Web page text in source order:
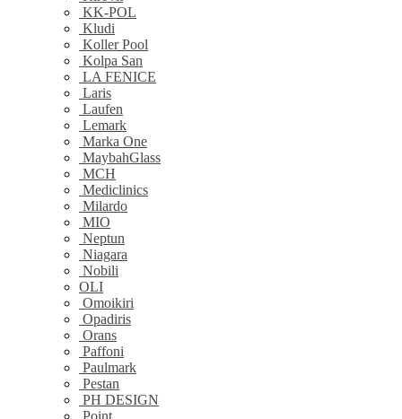
KK-POL
Kludi
Koller Pool
Kolpa San
LA FENICE
Laris
Laufen
Lemark
Marka One
MaybahGlass
MCH
Mediclinics
Milardo
MIO
Neptun
Niagara
Nobili
OLI
Omoikiri
Opadiris
Orans
Paffoni
Paulmark
Pestan
PH DESIGN
Point